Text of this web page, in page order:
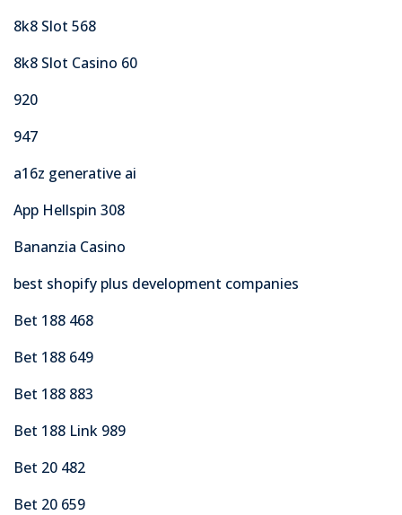
8k8 Slot 568
8k8 Slot Casino 60
920
947
a16z generative ai
App Hellspin 308
Bananzia Casino
best shopify plus development companies
Bet 188 468
Bet 188 649
Bet 188 883
Bet 188 Link 989
Bet 20 482
Bet 20 659